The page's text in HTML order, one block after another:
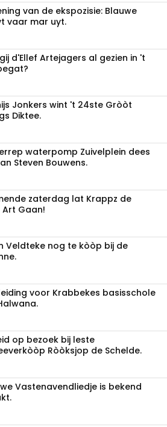
van de ekspozisie: Blauwe
vaar mar uyt.
d'Ellef Artejagers al gezien in 't
Jonkers wint 't 24ste Gròòt
Diktee.
waterpomp Zuivelplein dees
Steven Bouwens.
zaterdag lat Krappz de
Art Gaan!
Veldteke nog te kòòp bij de
voor Krabbekes basisschole
op bezoek bij leste
Ròòksjop de Schelde.
Vastenavendliedje is bekend